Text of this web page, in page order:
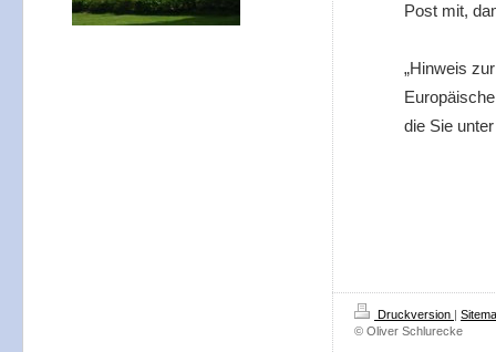
Post mit,
„Hinweis
die Sie
Druckversion |
© Oliver Schlurecke